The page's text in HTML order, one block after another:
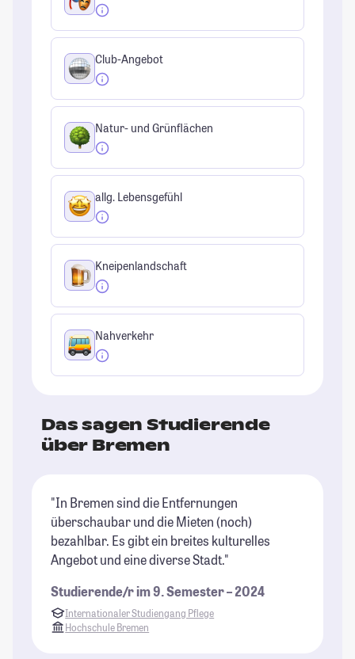
Club-Angebot
Natur- und Grünflächen
allg. Lebensgefühl
Kneipenlandschaft
Nahverkehr
Das sagen Studierende
über Bremen
"In Bremen sind die Entfernungen
überschaubar und die Mieten (noch)
bezahlbar. Es gibt ein breites kulturelles
Angebot und eine diverse Stadt."
Studierende/r im 9. Semester – 2024
Internationaler Studiengang Pflege
Hochschule Bremen